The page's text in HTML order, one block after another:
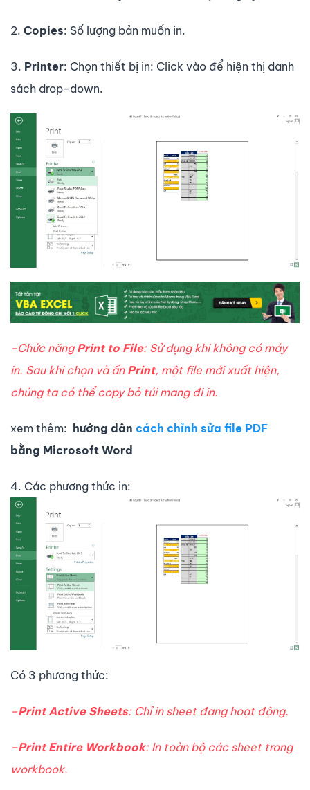
2. Copies: Số lượng bản muốn in.
3. Printer: Chọn thiết bị in: Click vào để hiện thị danh
sách drop-down.
-Chức năng Print to File: Sử dụng khi không có máy
in. Sau khi chọn và ấn Print, một file mới xuất hiện,
chúng ta có thể copy bỏ túi mang đi in.
xem thêm: hướng dân cách chỉnh sửa file PDF
bằng Microsoft Word
4. Các phương thức in:
Có 3 phương thức:
–Print Active Sheets: Chỉ in sheet đang hoạt động.
–Print Entire Workbook: In toàn bộ các sheet trong
workbook.